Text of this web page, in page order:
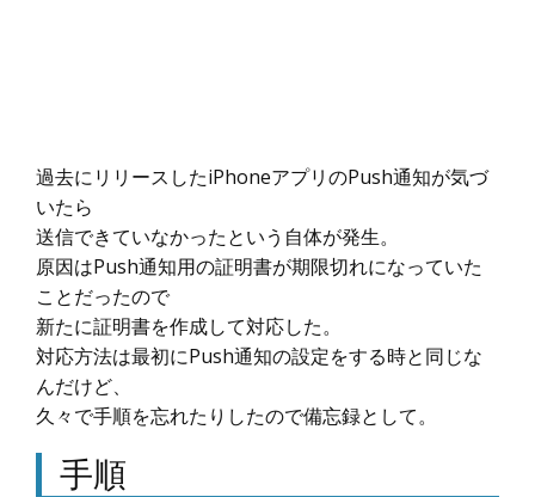
過去にリリースしたiPhoneアプリのPush通知が気づ
いたら
送信できていなかったという自体が発生。
原因はPush通知用の証明書が期限切れになっていた
ことだったので
新たに証明書を作成して対応した。
対応方法は最初にPush通知の設定をする時と同じな
んだけど、
久々で手順を忘れたりしたので備忘録として。
手順